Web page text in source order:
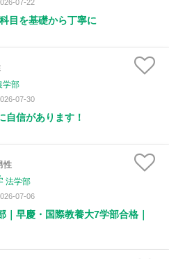
07-22
目を基礎から丁寧に
学部
07-30
自信があります！
性
法学部
07-06
｜早慶・国際教養大7学部合格｜